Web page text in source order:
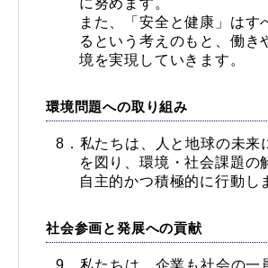
に努めます。
また、「安全と健康」はす
るという考えのもと、働き
境を実現していきます。
環境問題への取り組み
私たちは、人と地球の未来
を図り、環境・社会課題の
自主的かつ積極的に行動し
社会参画と発展への貢献